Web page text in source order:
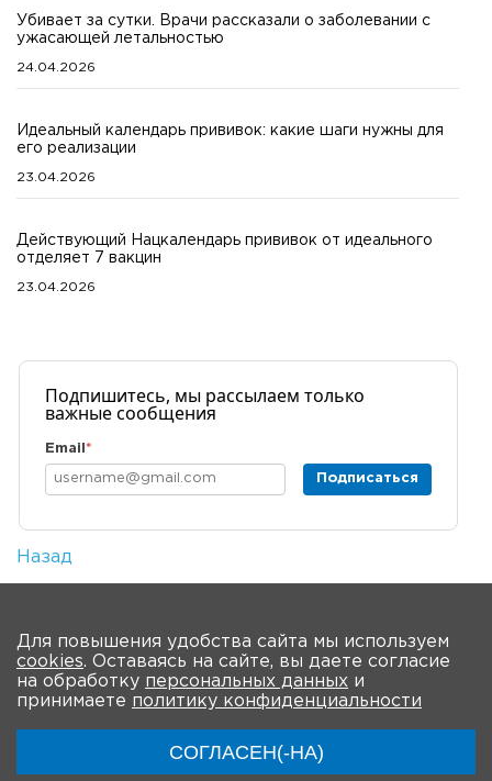
Убивает за сутки. Врачи рассказали о заболевании с
ужасающей летальностью
24.04.2026
Идеальный календарь прививок: какие шаги нужны для
его реализации
23.04.2026
Действующий Нацкалендарь прививок от идеального
отделяет 7 вакцин
23.04.2026
Подпишитесь, мы рассылаем только
важные сообщения
Email *
Подписаться
Назад
Для повышения удобства сайта мы используем
cookies. Оставаясь на сайте, вы даете согласие
на обработку персональных данных и
принимаете политику конфиденциальности
СОГЛАСЕН(-НА)